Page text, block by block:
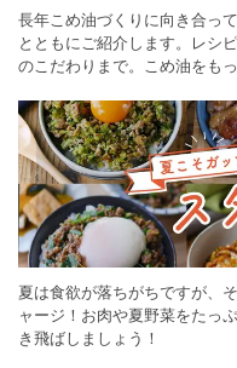
長年こめ油づくりに向き合っ
とともにご紹介します。レシ
のこだわりまで。こめ油をも
夏は食欲が落ちがちですが、
ャージ！お肉や夏野菜をたっ
き飛ばしましょう！